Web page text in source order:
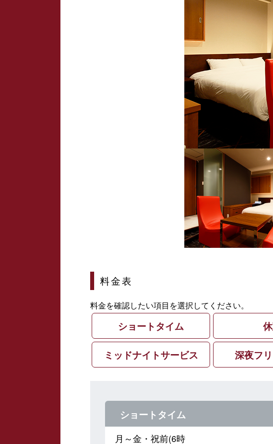
料金表
料金を確認したい項目を選択してください。
ショートタイム
ミッドナイトサービス 深夜フ
ショートタイム
月～金・祝前(6時